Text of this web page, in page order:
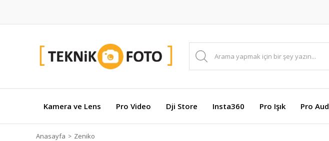
Kamera ve Lens Pro Video Dji Store Insta360 Pro Işık Pro
Anasayfa Zeniko